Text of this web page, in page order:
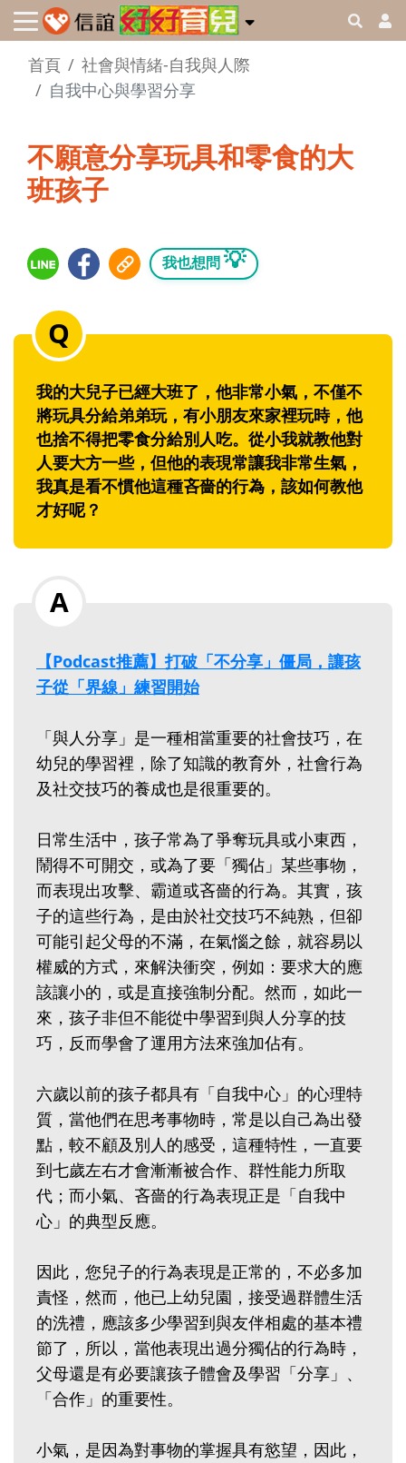
首頁
社會與情緒-自我與人際
自我中心與學習分享
不願意分享玩具和零食的大
班孩子
我也想問 💡
我的大兒子已經大班了，他非常小氣，不僅不
將玩具分給弟弟玩，有小朋友來家裡玩時，他
也捨不得把零食分給別人吃。從小我就教他對
人要大方一些，但他的表現常讓我非常生氣，
我真是看不慣他這種吝嗇的行為，該如何教他
才好呢？
【Podcast推薦】打破「不分享」僵局，讓孩
子從「界線」練習開始
「與人分享」是一種相當重要的社會技巧，在
幼兒的學習裡，除了知識的教育外，社會行為
及社交技巧的養成也是很重要的。
日常生活中，孩子常為了爭奪玩具或小東西，
鬧得不可開交，或為了要「獨佔」某些事物，
而表現出攻擊、霸道或吝嗇的行為。其實，孩
子的這些行為，是由於社交技巧不純熟，但卻
可能引起父母的不滿，在氣惱之餘，就容易以
權威的方式，來解決衝突，例如：要求大的應
該讓小的，或是直接強制分配。然而，如此一
來，孩子非但不能從中學習到與人分享的技
巧，反而學會了運用方法來強加佔有。
六歲以前的孩子都具有「自我中心」的心理特
質，當他們在思考事物時，常是以自己為出發
點，較不顧及別人的感受，這種特性，一直要
到七歲左右才會漸漸被合作、群性能力所取
代；而小氣、吝嗇的行為表現正是「自我中
心」的典型反應。
因此，您兒子的行為表現是正常的，不必多加
責怪，然而，他已上幼兒園，接受過群體生活
的洗禮，應該多少學習到與友伴相處的基本禮
節了，所以，當他表現出過分獨佔的行為時，
父母還是有必要讓孩子體會及學習「分享」、
「合作」的重要性。
小氣，是因為對事物的掌握具有慾望，因此，